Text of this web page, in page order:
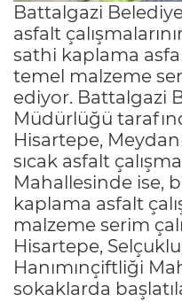
Battalgazi
asfalt
sathi kaplama
temel malzeme
ediyor. Battalgazi
Müdürlüğü
Hisartepe,
sıcak asfalt
Mahallesinde ise,
kaplama asfalt
malzeme serim
Hisartepe,
Hanımınçiftliği
sokaklarda